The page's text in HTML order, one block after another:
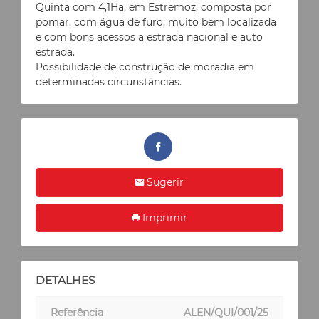
Quinta com 4,1Ha, em Estremoz, composta por
pomar, com água de furo, muito bem localizada
e com bons acessos a estrada nacional e auto
estrada.
Possibilidade de construção de moradia em
determinadas circunstâncias.
Sugerir
Imprimir
DETALHES
Referência ALEN/QUI/001/25